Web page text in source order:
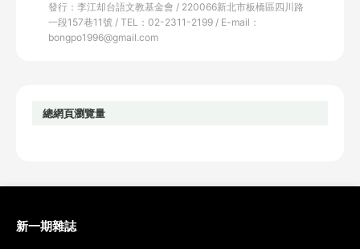
發行：李江却台語文教基金會 / 220066新北市板橋區四川路
一段157巷11號 / TEL：02-2311-2199 / E-mail：
bongpo1996@gmail.com
總網頁瀏覽量
新一期雜誌